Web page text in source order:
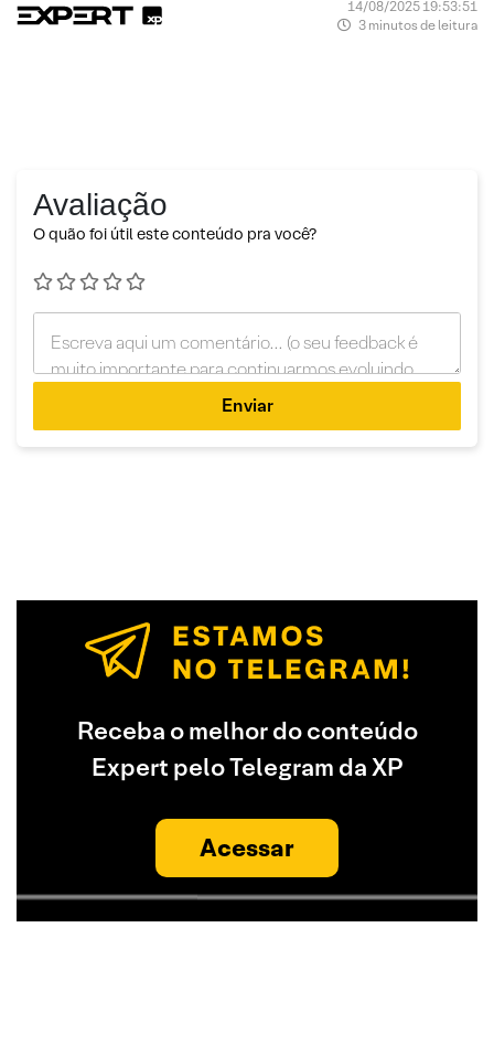
14/08/2025 19:53:51
3 minutos de leitura
Avaliação
O quão foi útil este conteúdo pra você?
Enviar
Receba o melhor do conteúdo
Expert pelo Telegram da XP
Acessar